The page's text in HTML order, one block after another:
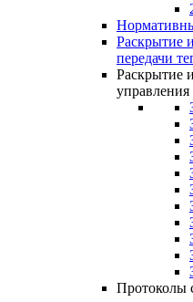
Раскрытие
передачи
Раскрытие
Протоколы